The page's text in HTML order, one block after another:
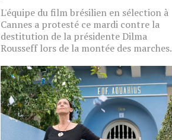
L'équipe du film brésilien en sélection à
Cannes a protesté ce mardi contre la
destitution de la présidente Dilma
Rousseff lors de la montée des marches.